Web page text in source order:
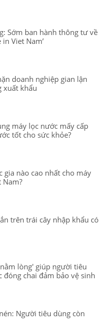
Sớm ban hành thông tư về
in Viet Nam’
doanh nghiệp gian lận
xuất khẩu
máy lọc nước mấy cấp
tốt cho sức khỏe?
gia nào cao nhất cho máy
Nam?
trên trái cây nhập khẩu có
lòng' giúp người tiêu
đóng chai đảm bảo vệ sinh
Người tiêu dùng còn